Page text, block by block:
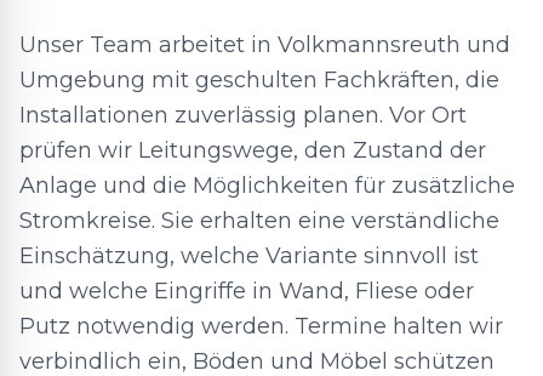
Unser Team arbeitet in Volkmannsreuth und
Umgebung mit geschulten Fachkräften, die
Installationen zuverlässig planen. Vor Ort
prüfen wir Leitungswege, den Zustand der
Anlage und die Möglichkeiten für zusätzliche
Stromkreise. Sie erhalten eine verständliche
Einschätzung, welche Variante sinnvoll ist
und welche Eingriffe in Wand, Fliese oder
Putz notwendig werden. Termine halten wir
verbindlich ein, Böden und Möbel schützen